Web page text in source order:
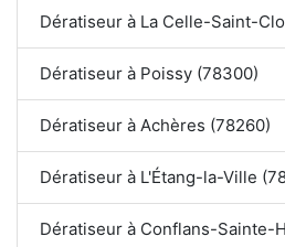
Dératiseur à La Celle-Saint-
Dératiseur à Poissy (78300)
Dératiseur à Achères (78260)
Dératiseur à L'Étang-la-Ville
Dératiseur à Conflans-Sainte-